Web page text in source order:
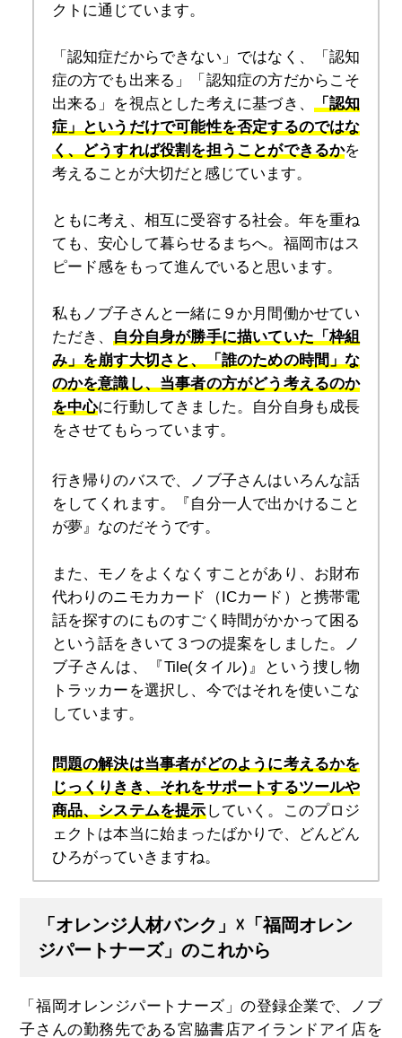
クトに通じています。
「認知症だからできない」ではなく、「認知
症の方でも出来る」「認知症の方だからこそ
出来る」を視点とした考えに基づき、 「認知
症」というだけで可能性を否定するのではな
く、どうすれば役割を担うことができるかを
考えることが大切だと感じています。
ともに考え、相互に受容する社会。年を重ね
ても、安心して暮らせるまちへ。福岡市はス
ピード感をもって進んでいると思います。
私もノブ子さんと一緒に９か月間働かせてい
ただき、自分自身が勝手に描いていた「枠組
み」を崩す大切さと、「誰のための時間」な
のかを意識し、当事者の方がどう考えるのか
を中心に行動してきました。自分自身も成長
をさせてもらっています。
行き帰りのバスで、ノブ子さんはいろんな話
をしてくれます。『自分一人で出かけること
が夢』なのだそうです。
また、モノをよくなくすことがあり、お財布
代わりのニモカカード（ICカード）と携帯電
話を探すのにものすごく時間がかかって困る
という話をきいて３つの提案をしました。ノ
ブ子さんは、『Tile(タイル)』という捜し物
トラッカーを選択し、今ではそれを使いこな
しています。
問題の解決は当事者がどのように考えるかを
じっくりきき、それをサポートするツールや
商品、システムを提示していく。このプロジ
ェクトは本当に始まったばかりで、どんどん
ひろがっていきますね。
「オレンジ人材バンク」☓「福岡オレン
ジパートナーズ」のこれから
「福岡オレンジパートナーズ」の登録企業で、ノブ
子さんの勤務先である宮脇書店アイランドアイ店を